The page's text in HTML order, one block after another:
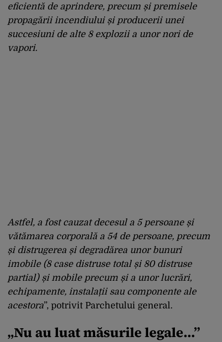
eficientă de aprindere, precum și premisele
propagării incendiului și producerii unei
succesiuni de alte 8 explozii a unor nori de
vapori.
Astfel, a fost cauzat decesul a 5 persoane și
vătămarea corporală a 54 de persoane, precum
și distrugerea și degradărea unor bunuri
imobile (8 case distruse total și 80 distruse
partial) și mobile precum și a unor lucrări,
echipamente, instalații sau componente ale
acestora”, potrivit Parchetului general.
„Nu au luat măsurile legale…”